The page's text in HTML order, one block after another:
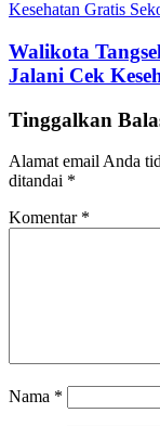
Walikota
Jalani Cek
Tinggalkan
Alamat email Anda
ditandai *
Komentar *
Nama *